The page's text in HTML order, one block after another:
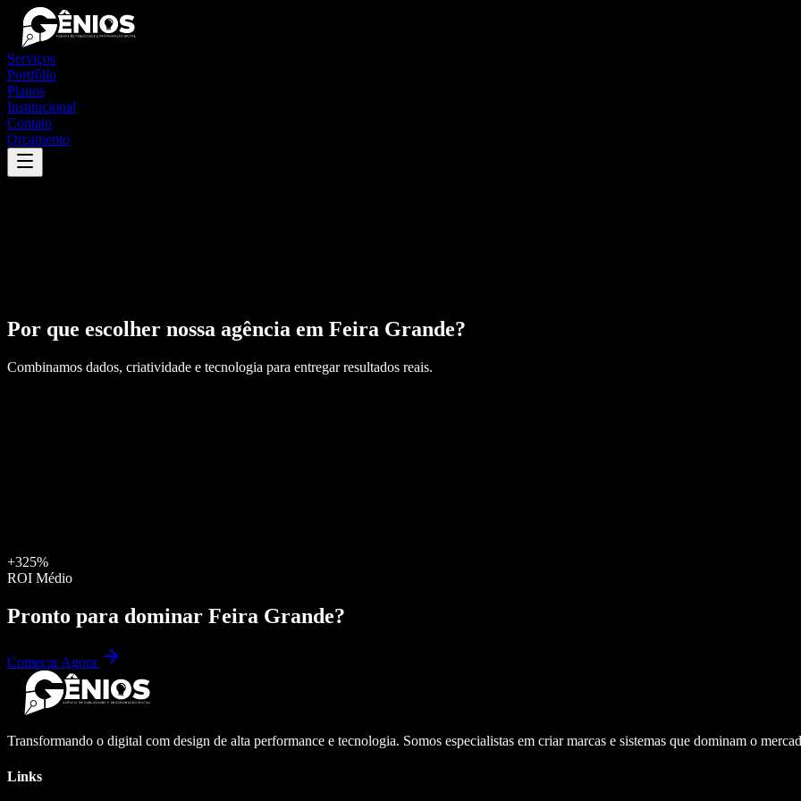
Serviços
Portfólio
Planos
Institucional
Contato
Orçamento
Por que escolher nossa agência em Feira Grande?
Combinamos dados, criatividade e tecnologia para entregar resultados reais.
+325%
ROI Médio
Pronto para dominar Feira Grande?
Começar Agora
Transformando o digital com design de alta performance e tecnologia. Somos especialistas em criar marcas e sistemas que dominam o
Links